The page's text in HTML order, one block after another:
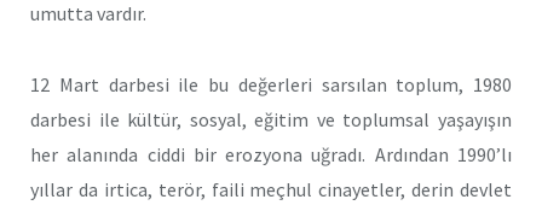
umutta vardır.
12 Mart darbesi ile bu değerleri sarsılan toplum, 1980
darbesi ile kültür, sosyal, eğitim ve toplumsal yaşayışın
her alanında ciddi bir erozyona uğradı. Ardından 1990’lı
yıllar da irtica, terör, faili meçhul cinayetler, derin devlet